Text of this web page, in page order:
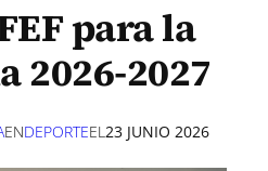
para la
2026-2027
ENDEPORTEEL23 JUNIO 2026